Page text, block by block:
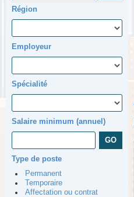
Région
Employeur
Spécialité
Salaire minimum (annuel)
Type de poste
Permanent
Temporaire
Affectation ou contrat